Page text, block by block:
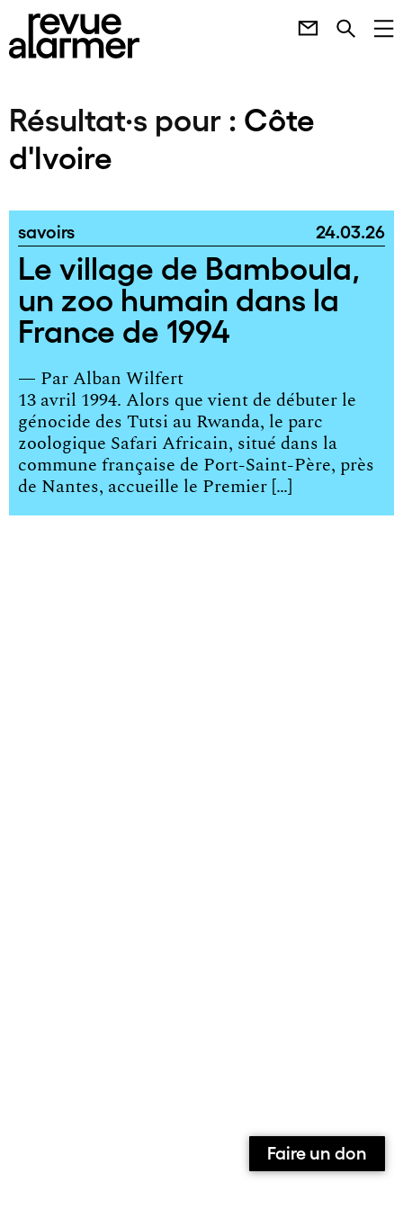
Résultat·s pour : Côte
d'Ivoire
savoirs 24.03.26
Le village de Bamboula,
un zoo humain dans la
France de 1994
— Par Alban Wilfert
13 avril 1994. Alors que vient de débuter le
génocide des Tutsi au Rwanda, le parc
zoologique Safari Africain, situé dans la
commune française de Port-Saint-Père, près
de Nantes, accueille le Premier […]
Faire un don